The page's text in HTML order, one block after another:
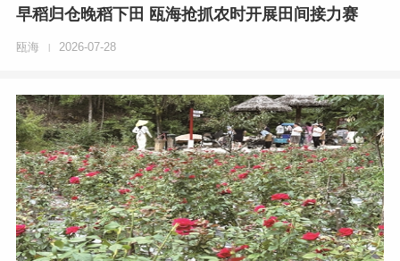
早稻归仓晚稻下田 瓯海抢抓农时开展田间接力赛
瓯海 | 2026-07-28